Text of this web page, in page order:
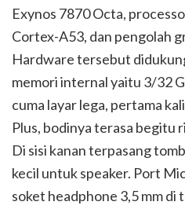
Exynos 7870 Octa,
Cortex-A53, dan pengolah
Hardware tersebut
memori internal yaitu 3/32
cuma layar lega, pertama
Plus, bodinya terasa begitu
Di sisi kanan terpasang
kecil untuk speaker. Port
soket headphone 3,5 mm di